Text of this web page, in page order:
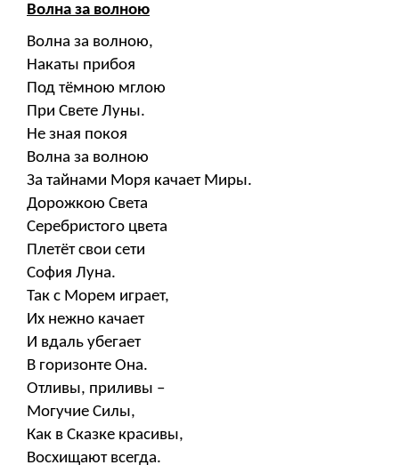
Волна за волною
Волна за волною,
Накаты прибоя
Под тёмною мглою
При Свете Луны.
Не зная покоя
Волна за волною
За тайнами Моря качает Миры.
Дорожкою Света
Серебристого цвета
Плетёт свои сети
София Луна.
Так с Морем играет,
Их нежно качает
И вдаль убегает
В горизонте Она.
Отливы, приливы –
Могучие Силы,
Как в Сказке красивы,
Восхищают всегда.